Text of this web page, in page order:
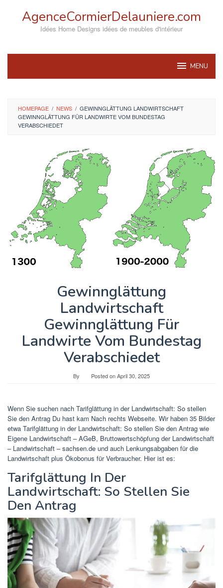
AgenceCormierDelauniere.com
Idées Home Designs idées de meubles d'intérieur
MENU
HOMEPAGE / NEWS / GEWINNGLÄTTUNG LANDWIRTSCHAFT
GEWINNGLÄTTUNG FÜR LANDWIRTE VOM BUNDESTAG
VERABSCHIEDET
Gewinnglättung
Landwirtschaft
Gewinnglättung Für
Landwirte Vom Bundestag
Verabschiedet
By Posted onApril 30, 2025
Wenn Sie suchen nach Tarifglättung in der Landwirtschaft: So stellen
Sie den Antrag Du hast kam Nach rechts Webseite. Wir haben 35 Bilder
etwa Tarifglättung in der Landwirtschaft: So stellen Sie den Antrag wie
Eigene Landwirtschaft – AGeB, Bruttowertschöpfung der Landwirtschaft
– Landwirtschaft – sachsen.de und auch Lenkungsabgaben für die
Landwirtschaft plus Ökobonus für Verbraucher. Hier ist es:
Tarifglättung In Der
Landwirtschaft: So Stellen Sie
Den Antrag